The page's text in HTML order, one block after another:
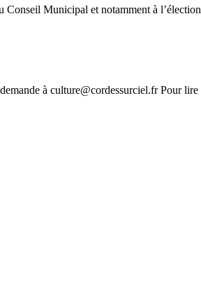
Municipal et notamment à
à culture@cordessurciel.fr Pour